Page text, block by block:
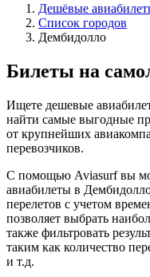
Дешёвые
Список городов
Дембидолло
Билеты на
Ищете дешевые
найти самые выгодные
от крупнейших
перевозчиков.
С помощью Aviasurf вы
авиабилеты в
перелетов с учетом
позволяет выбрать
также фильтровать
таким как количество
и т.д.